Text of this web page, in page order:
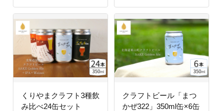
くりやまクラフト3種飲
み比べ24缶セット
クラフトビール「まつ
かぜ322」350ml缶×6缶